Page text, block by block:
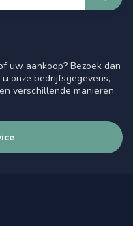
uw aankoop? Bezoek dan
onze bedrijfsgegevens,
verschillende manieren